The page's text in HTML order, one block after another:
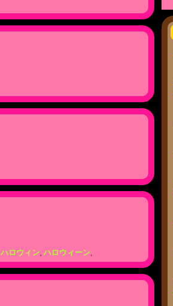
ハロウィン, ハロウィーン,